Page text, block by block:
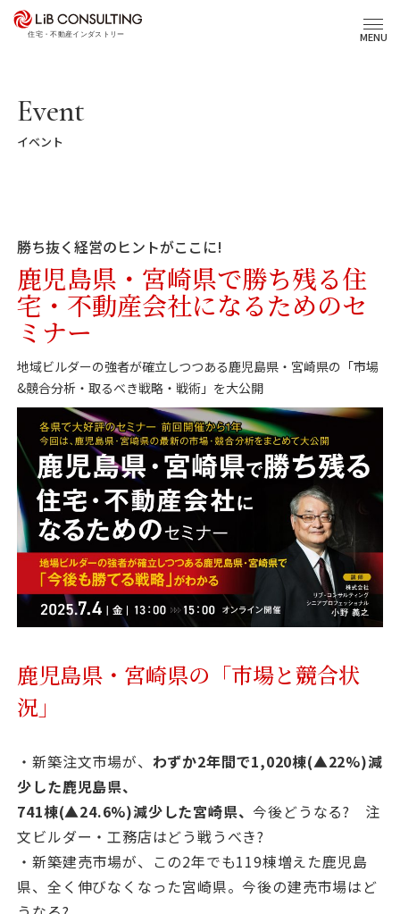
MENU
プロジェクト事例
エキスパート
事業本部理念
会社概要
資料請求 最新セミナー
お問い合わせ
Event
イベント
勝ち抜く経営のヒントがここに!
鹿児島県・宮崎県で勝ち残る住
宅・不動産会社になるためのセ
ミナー
地域ビルダーの強者が確立しつつある鹿児島県・宮崎県の「市場
&競合分析・取るべき戦略・戦術」を大公開
鹿児島県・宮崎県の「市場と競合状
況」
・新築注文市場が、 わずか2年間で1,020棟(▲22%)減
少した鹿児島県、
741棟(▲24.6%)減少した宮崎県、今後どうなる? 注
文ビルダー・工務店はどう戦うべき?
・新築建売市場が、この2年でも119棟増えた鹿児島
県、全く伸びなくなった宮崎県。今後の建売市場はど